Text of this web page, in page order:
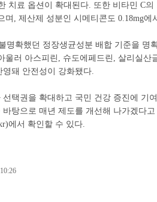
치료 옵션이 확대된다. 또한 비타민 C의
며, 제산제 성분인 시메티콘도 0.18mg에
명확했던 정장생균성분 배합 기준을 명
울러 아스피린, 슈도에페드린, 살리실산
돼 안전성이 강화됐다.
택권을 확대하고 국민 건강 증진에 기
탕으로 매년 제도를 개선해 나가겠다
에서 확인할 수 있다.